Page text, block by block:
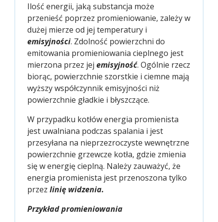
Ilość energii, jaką substancja może
przenieść poprzez promieniowanie, zależy w
dużej mierze od jej temperatury i
emisyjności. Zdolność powierzchni do
emitowania promieniowania cieplnego jest
mierzona przez jej emisyjność. Ogólnie rzecz
biorąc, powierzchnie szorstkie i ciemne mają
wyższy współczynnik emisyjności niż
powierzchnie gładkie i błyszczące.
W przypadku kotłów energia promienista
jest uwalniana podczas spalania i jest
przesyłana na nieprzezroczyste wewnętrzne
powierzchnie grzewcze kotła, gdzie zmienia
się w energię cieplną. Należy zauważyć, że
energia promienista jest przenoszona tylko
przez linię widzenia.
Przykład promieniowania